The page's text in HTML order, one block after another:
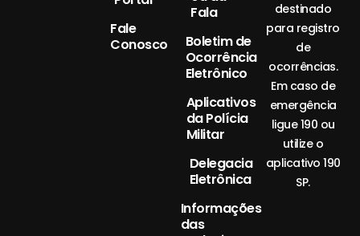
Fale
Conosco
Fala
Boletim de
Ocorrência
Eletrônico
Aplicativos
da Polícia
Militar
Delegacia
Eletrônica
Informações
das
destinado
para registro
de
ocorrências.
Em caso de
emergência
ligue 190 ou
utilize o
aplicativo 190
SP.